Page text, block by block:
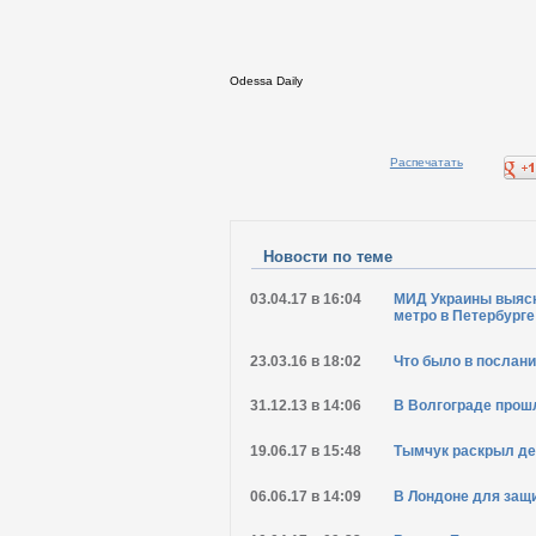
Odessa Daily
Распечатать
Новости по теме
03.04.17 в 16:04
МИД Украины
метро в Петербурге
23.03.16 в 18:02 Что было в
31.12.13 в 14:06 В Волгограде
19.06.17 в 15:48 Тымчук раскрыл
06.06.17 в 14:09 В Лондоне для